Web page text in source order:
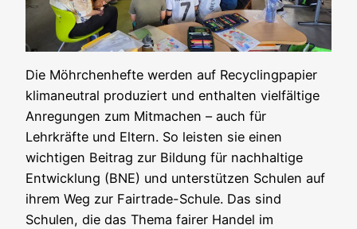
Die Möhrchenhefte werden auf Recyclingpapier
klimaneutral produziert und enthalten vielfältige
Anregungen zum Mitmachen – auch für
Lehrkräfte und Eltern. So leisten sie einen
wichtigen Beitrag zur Bildung für nachhaltige
Entwicklung (BNE) und unterstützen Schulen auf
ihrem Weg zur Fairtrade-Schule. Das sind
Schulen, die das Thema fairer Handel im